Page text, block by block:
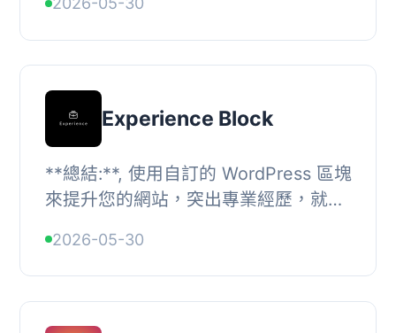
（文章）。非常適合故事敘述、辯論或
逐步分解觀點或...
Experience Block
**總結:**, 使用自訂的 WordPress 區塊
來提升您的網站，突出專業經歷，就像
含了職稱、公司名稱、日期、描述和媒
體上傳...
2026-05-30